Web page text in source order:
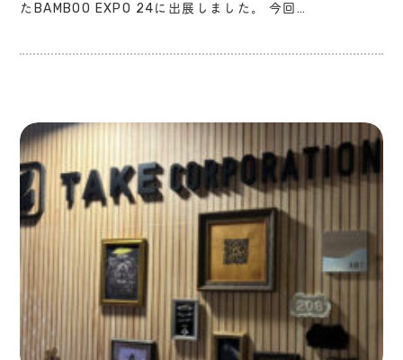
たBAMBOO EXPO 24に出展しました。 今回…